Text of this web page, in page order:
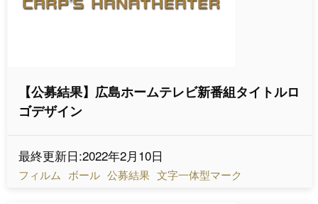
【公募結果】広島ホームテレビ新番組タイトルロ
ゴデザイン
最終更新日:2022年2月10日
フィルム ボール 公募結果 文字一体型マーク